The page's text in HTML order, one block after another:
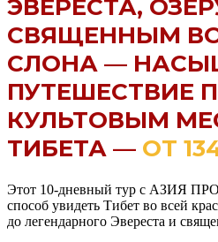
ЭВЕРЕСТА,
СВЯЩЕННЫМ
СЛОНА —
ПУТЕШЕСТВИЕ
КУЛЬТОВЫМ
ТИБЕТА — ОТ
Этот 10-дневный тур с АЗИЯ
способ увидеть Тибет во всей
до легендарного Эвереста и